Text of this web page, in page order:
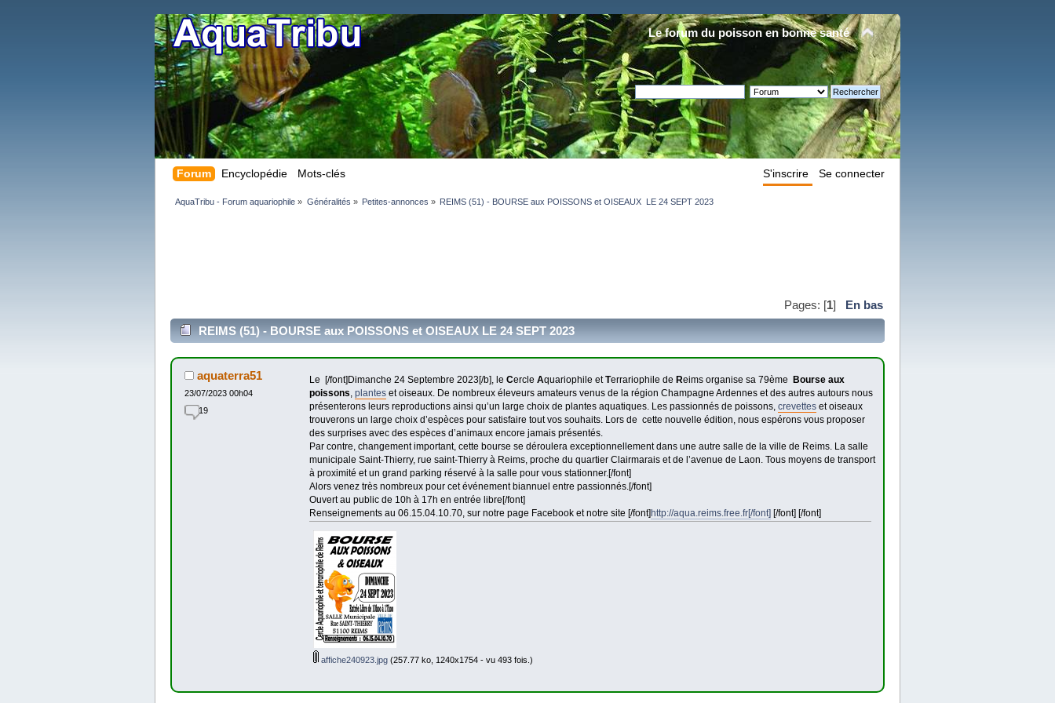
Le forum du poisson en bonne santé
Forum Encyclopédie Mots-clés Se connecter
S'inscrire
AquaTribu - Forum aquariophile » Généralités » Petites-annonces » REIMS (51) - BOURSE aux POISSONS et OISEAUX  LE 24 SEPT 2023
Pages: [1] En bas
REIMS (51) - BOURSE aux POISSONS et OISEAUX LE 24 SEPT 2023
aquaterra51
23/07/2023 00h04
19
Le [/font]Dimanche 24 Septembre 2023[/b], le Cercle Aquariophile etTerrariophile de Reims organise sa 79ème Bourse aux
poissons, planteset oiseaux. De nombreux éleveurs amateurs venus de la région Champagne Ardennes et des autres autours nous
présenterons leurs reproductions ainsi qu’un large choix de plantes aquatiques. Les passionnés de poissons, crevetteset oiseaux
trouverons un large choix d’espèces pour satisfaire tout vos souhaits. Lors de cette nouvelle édition, nous espérons vous proposer
des surprises avec des espèces d’animaux encore jamais présentés.
Par contre, changement important, cette bourse se déroulera exceptionnellement dans une autre salle de la ville de Reims. La salle
municipale Saint-Thierry, rue saint-Thierry à Reims, proche du quartier Clairmarais et de l’avenue de Laon. Tous moyens de transport
à proximité et un grand parking réservé à la salle pour vous stationner.[/font]
Alors venez très nombreux pour cet événement biannuel entre passionnés.[/font]
Ouvert au public de 10h à 17h en entrée libre[/font]
Renseignements au 06.15.04.10.70, sur notre page Facebook et notre site [/font]http://aqua.reims.free.fr[/font][/font] [/font]
affiche240923.jpg (257.77 ko, 1240x1754 - vu 493 fois.)